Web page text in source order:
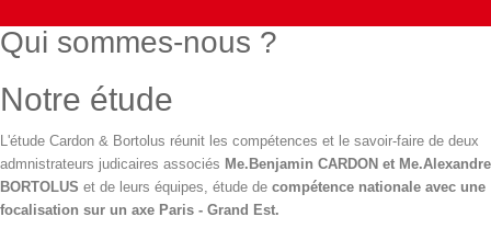
Qui sommes-nous ?
Notre étude
L'étude Cardon & Bortolus réunit les compétences et le savoir-faire de deux
admnistrateurs judicaires associés Me.Benjamin CARDON et Me.Alexandre
BORTOLUS et de leurs équipes, étude de compétence nationale avec une
focalisation sur un axe Paris - Grand Est.